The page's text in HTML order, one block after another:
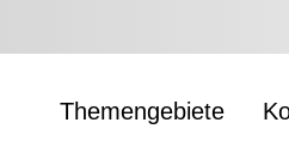
Themengebiete